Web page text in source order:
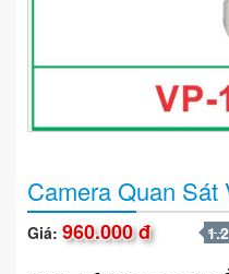
Camera Quan Sát
Giá: 960.000 đ